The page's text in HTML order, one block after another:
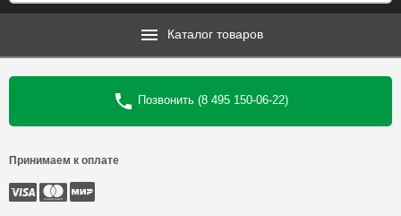
Каталог товаров
Позвонить (8 495 150-06-22)
Принимаем к оплате